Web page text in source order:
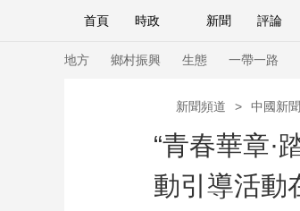
首頁 時政 新聞 評論
人民領袖習近平 中國領導人
直播 片庫 欄目大全 節目單
海外頻道 iPanda English Монгол
地方 鄉村振興 生態 一帶一路
國內 國際 評論
新聞頻道 > 中國新聞
“青春華章·
動引導活動